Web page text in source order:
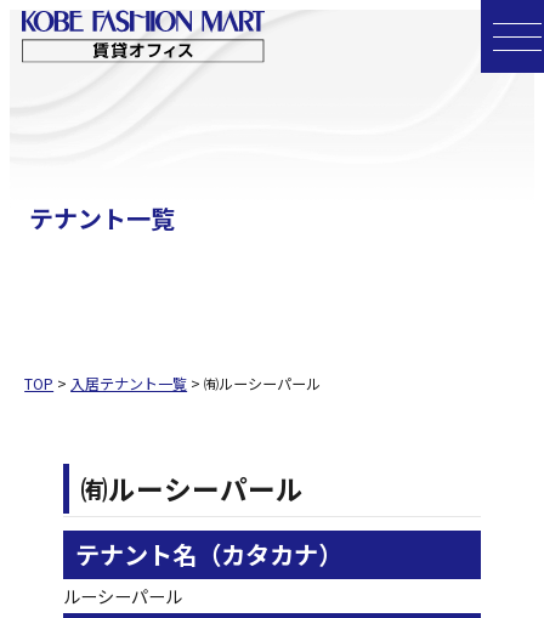
コ
ン
テナント一覧
TOP > 入居テナント一覧 >㈲ルーシーパール
㈲ルーシーパール
テナント名（カタカナ）
ルーシーパール